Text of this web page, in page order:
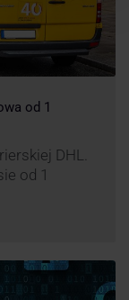
od 1
DHL.
od 1